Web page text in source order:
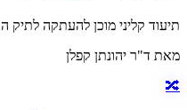
תיעוד קליני מוכן להעתקה לתיק
מאת ד"ר יהונתן קפלן
🔀